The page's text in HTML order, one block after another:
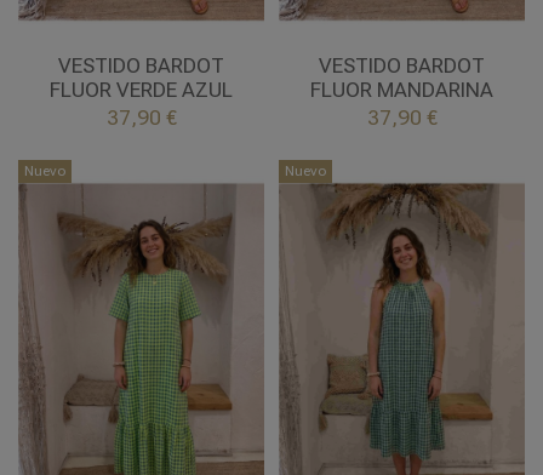
VESTIDO BARDOT
FLUOR VERDE AZUL
37,90 €
UNICA
VERDE AZUL
Añadir al carrito
VESTIDO BARDOT
FLUOR MANDARINA
37,90 €
UNICA
MANDARINA
Añadir al carrito
Nuevo Nuevo